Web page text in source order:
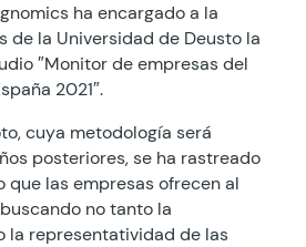
ha encargado a la
de la Universidad de Deusto la
″Monitor de empresas del
2021″.
cuya metodología será
posteriores, se ha rastreado
las empresas ofrecen al
no tanto la
la representatividad de las